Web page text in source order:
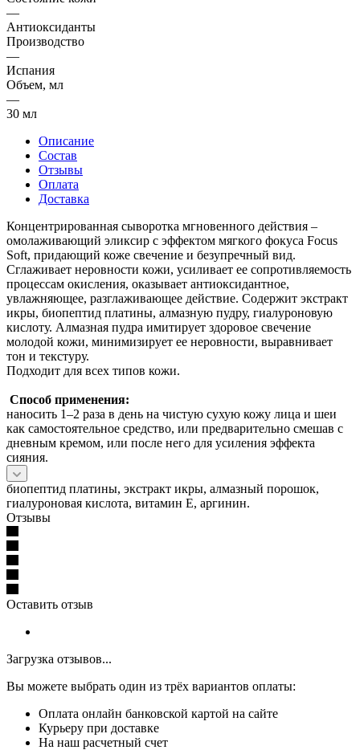
—
Антиоксиданты
Производство
—
Испания
Объем, мл
—
30 мл
Описание
Состав
Отзывы
Оплата
Доставка
Концентрированная сыворотка мгновенного действия –
омолаживающий эликсир с эффектом мягкого фокуса Focus
Soft, придающий коже свечение и безупречный вид.
Сглаживает неровности кожи, усиливает ее сопротивляемость
процессам окисления, оказывает антиоксидантное,
увлажняющее, разглаживающее действие. Содержит экстракт
икры, биопептид платины, алмазную пудру, гиалуроновую
кислоту. Алмазная пудра имитирует здоровое свечение
молодой кожи, минимизирует ее неровности, выравнивает
тон и текстуру.
Подходит для всех типов кожи.
Способ применения:
наносить 1–2 раза в день на чистую сухую кожу лица и шеи
как самостоятельное средство, или предварительно смешав с
дневным кремом, или после него для усиления эффекта
сияния.
биопептид платины, экстракт икры, алмазный порошок,
гиалуроновая кислота, витамин Е, аргинин.
Отзывы
Оставить отзыв
Загрузка отзывов...
Вы можете выбрать один из трёх вариантов оплаты:
Оплата онлайн банковской картой на сайте
Курьеру при доставке
На наш расчетный счет